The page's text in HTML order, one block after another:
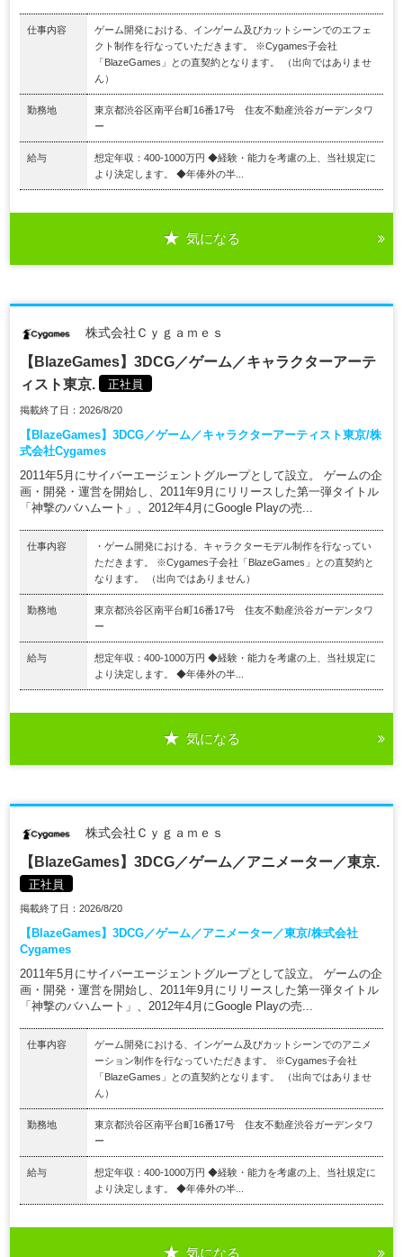
仕事内容
ゲーム開発における、インゲーム及びカットシーンでのエフェ
クト制作を行なっていただきます。 ※Cygames子会社
「BlazeGames」との直契約となります。 （出向ではありませ
ん）
勤務地
東京都渋谷区南平台町16番17号 住友不動産渋谷ガーデンタワ
ー
給与
想定年収：400-1000万円 ◆経験・能力を考慮の上、当社規定に
より決定します。 ◆年俸外の半...
気になる
株式会社Ｃｙｇａｍｅｓ
【BlazeGames】3DCG／ゲーム／キャラクターアーテ
ィスト東京.
正社員
掲載終了日：2026/8/20
【BlazeGames】3DCG／ゲーム／キャラクターアーティスト東京/株
式会社Cygames
2011年5月にサイバーエージェントグループとして設立。 ゲームの企
画・開発・運営を開始し、2011年9月にリリースした第一弾タイトル
「神撃のバハムート」、2012年4月にGoogle Playの売...
仕事内容
・ゲーム開発における、キャラクターモデル制作を行なってい
ただきます。 ※Cygames子会社「BlazeGames」との直契約と
なります。 （出向ではありません）
勤務地
東京都渋谷区南平台町16番17号 住友不動産渋谷ガーデンタワ
ー
給与
想定年収：400-1000万円 ◆経験・能力を考慮の上、当社規定に
より決定します。 ◆年俸外の半...
気になる
株式会社Ｃｙｇａｍｅｓ
【BlazeGames】3DCG／ゲーム／アニメーター／東京.
正社員
掲載終了日：2026/8/20
【BlazeGames】3DCG／ゲーム／アニメーター／東京/株式会社
Cygames
2011年5月にサイバーエージェントグループとして設立。 ゲームの企
画・開発・運営を開始し、2011年9月にリリースした第一弾タイトル
「神撃のバハムート」、2012年4月にGoogle Playの売...
仕事内容
ゲーム開発における、インゲーム及びカットシーンでのアニメ
ーション制作を行なっていただきます。 ※Cygames子会社
「BlazeGames」との直契約となります。 （出向ではありませ
ん）
勤務地
東京都渋谷区南平台町16番17号 住友不動産渋谷ガーデンタワ
ー
給与
想定年収：400-1000万円 ◆経験・能力を考慮の上、当社規定に
より決定します。 ◆年俸外の半...
気になる